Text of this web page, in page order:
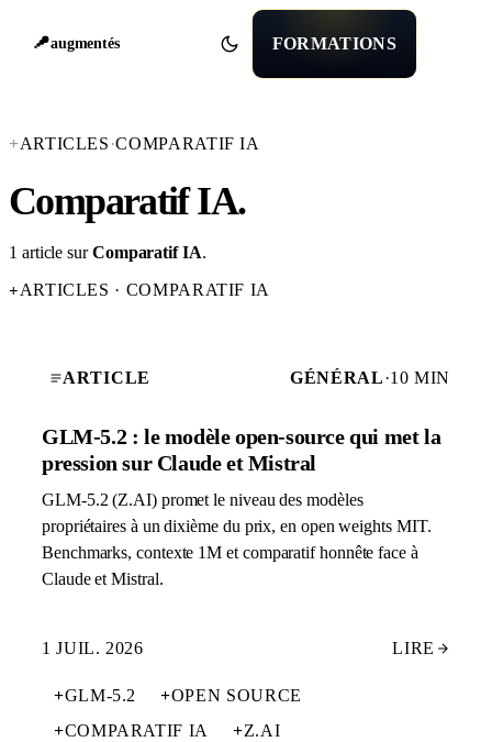
augmentés FORMATIONS
+ARTICLES ·COMPARATIF IA
Comparatif IA.
1 article surComparatif IA.
+ARTICLES · COMPARATIF IA
ARTICLE GÉNÉRAL·10 MIN
GLM-5.2 : le modèle open-source qui met la
pression sur Claude et Mistral
GLM-5.2 (Z.AI) promet le niveau des modèles
propriétaires à un dixième du prix, en open weights MIT.
Benchmarks, contexte 1M et comparatif honnête face à
Claude et Mistral.
1 JUIL. 2026 LIRE
+GLM-5.2 +OPEN SOURCE
+COMPARATIF IA +Z.AI